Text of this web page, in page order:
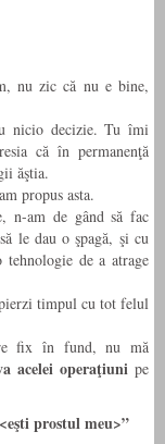
nu zic că nu e bine,
nicio decizie. Tu îmi
că în permanenţă
ăştia.
propus asta.
n-am de gând să fac
le dau o şpagă, şi cu
de a atrage
timpul cu tot felul
fix în fund, nu mă
acelei operaţiuni pe
prostul meu>”